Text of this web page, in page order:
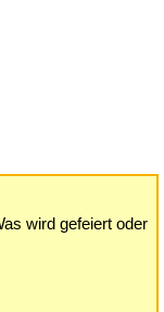
wird gefeiert oder